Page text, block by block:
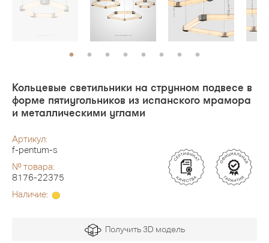
Кольцевые светильники на струнном подвесе в
форме пятиугольников из испанского мрамора
и металлическими углами
Артикул:
f-pentum-s
№ товара:
8176-22375
Наличие:
Получить 3D модель